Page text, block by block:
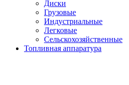
Диски
Грузовые
Индустриальные
Легковые
Сельскохозяйственные
Топливная аппаратура